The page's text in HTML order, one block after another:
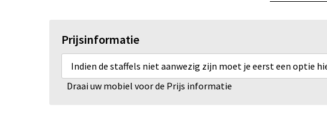
Prijsinformatie
Indien de staffels niet aanwezig zijn moet je eerst een optie
Draai uw mobiel voor de Prijs informatie